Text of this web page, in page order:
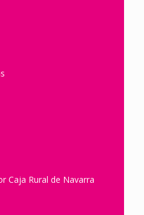
Caja Rural de Navarra